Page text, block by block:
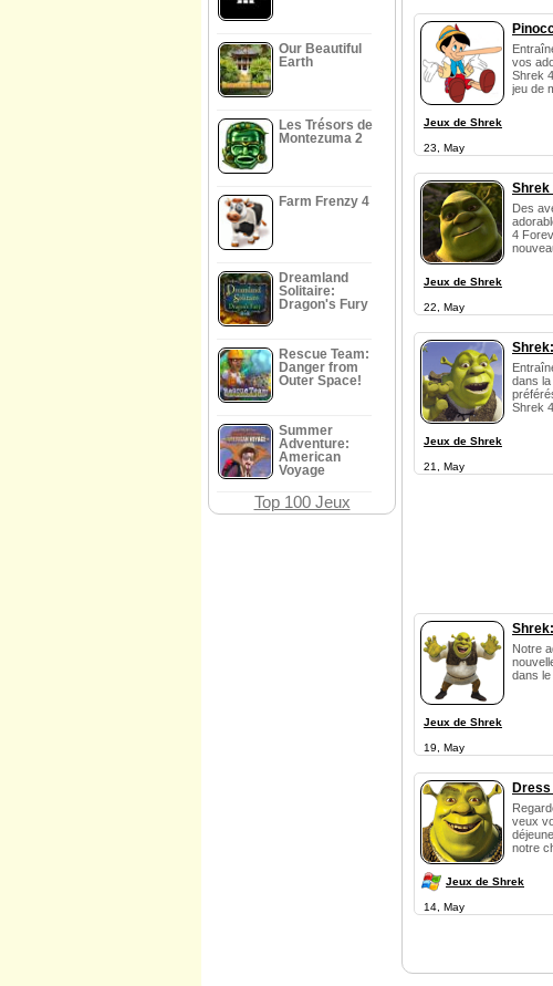
Our Beautiful
Earth
Les Trésors de
Montezuma 2
Farm Frenzy 4
Dreamland
Solitaire:
Dragon's Fury
Rescue Team:
Danger from
Outer Space!
Summer
Adventure:
American
Voyage
Top 100 Jeux
vos
Shrek
jeu de
Jeux de Shrek
23, May
Shrek
Des
4
Jeux de Shrek
22, May
dans
Shrek
Jeux de Shrek
21, May
Notre
dans le
Jeux de Shrek
19, May
veux
notre
Jeux de Shrek
14, May